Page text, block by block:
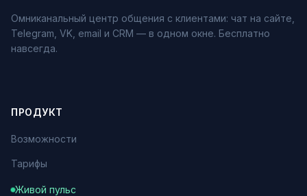
Омниканальный центр общения с клиентами: чат на сайте,
Telegram, VK, email и CRM — в одном окне. Бесплатно
навсегда.
ПРОДУКТ
Возможности
Тарифы
Живой пульс